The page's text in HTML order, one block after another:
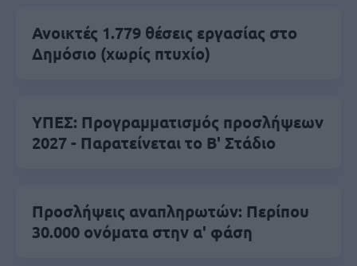
Ανοικτές 1.779 θέσεις εργασίας στο
Δημόσιο (χωρίς πτυχίο)
ΥΠΕΣ: Προγραμματισμός προσλήψεων
2027 - Παρατείνεται το Β' Στάδιο
Προσλήψεις αναπληρωτών: Περίπου
30.000 ονόματα στην α' φάση